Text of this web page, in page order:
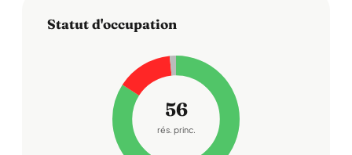
Statut d'occupation
56
rés. princ.